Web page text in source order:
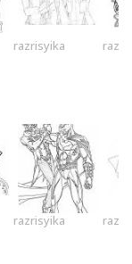
razrisyika
razrisyika